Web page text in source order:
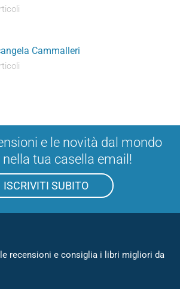
Cammalleri
e le novità dal mondo
nella tua casella email!
ISCRIVITI SUBITO
recensioni e consiglia i libri migliori da